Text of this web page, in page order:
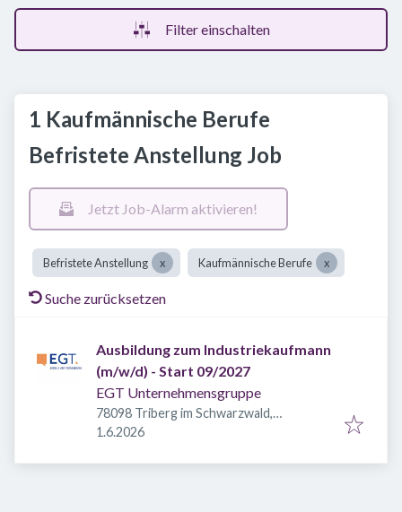
Filter einschalten
1 Kaufmännische Berufe
Befristete Anstellung Job
Jetzt Job-Alarm aktivieren!
Befristete Anstellung Kaufmännische Berufe
Suche zurücksetzen
Ausbildung zum Industriekaufmann
(m/w/d) - Start 09/2027
EGT Unternehmensgruppe
78098 Triberg im Schwarzwald,
Deutschland
Veröffentlicht
1.6.2026